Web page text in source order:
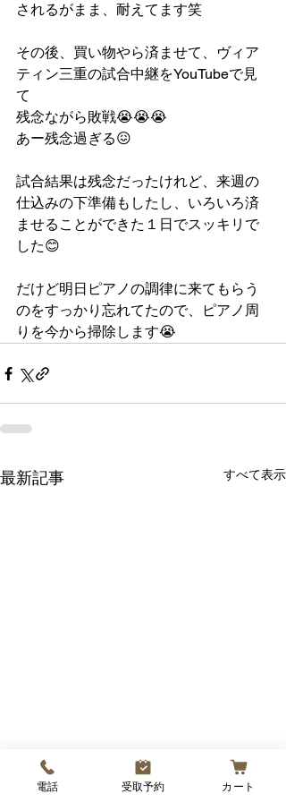
されるがまま、耐えてます笑
その後、買い物やら済ませて、ヴィア
ティン三重の試合中継をYouTubeで見
て
残念ながら敗戦😭😭😭
あー残念過ぎる😖
試合結果は残念だったけれど、来週の
仕込みの下準備もしたし、いろいろ済
ませることができた１日でスッキリで
した😊
だけど明日ピアノの調律に来てもらう
のをすっかり忘れてたので、ピアノ周
りを今から掃除します😭
最新記事 すべて表示
🍞【イベント出店のお知
電話 受取予約 カート